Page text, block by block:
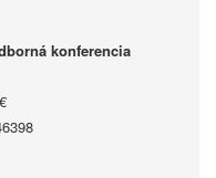
konferencia